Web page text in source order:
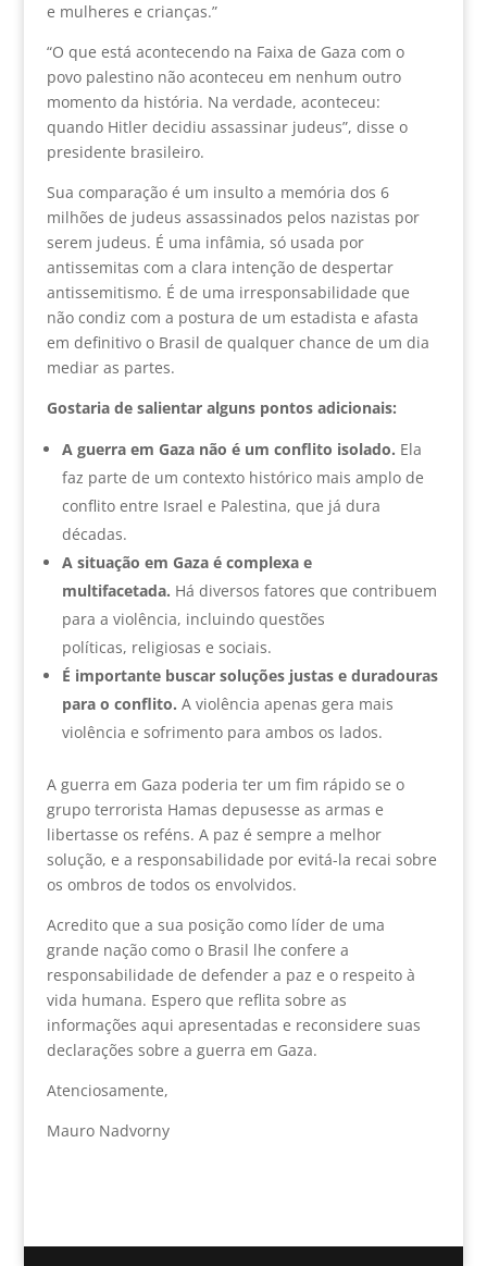
e mulheres e crianças.”
“O que está acontecendo na Faixa de Gaza com o
povo palestino não aconteceu em nenhum outro
momento da história. Na verdade, aconteceu:
quando Hitler decidiu assassinar judeus”, disse o
presidente brasileiro.
Sua comparação é um insulto a memória dos 6
milhões de judeus assassinados pelos nazistas por
serem judeus. É uma infâmia, só usada por
antissemitas com a clara intenção de despertar
antissemitismo. É de uma irresponsabilidade que
não condiz com a postura de um estadista e afasta
em definitivo o Brasil de qualquer chance de um dia
mediar as partes.
Gostaria de salientar alguns pontos adicionais:
A guerra em Gaza não é um conflito isolado. Ela
faz parte de um contexto histórico mais amplo de
conflito entre Israel e Palestina, que já dura
décadas.
A situação em Gaza é complexa e
multifacetada. Há diversos fatores que contribuem
para a violência, incluindo questões
políticas, religiosas e sociais.
É importante buscar soluções justas e duradouras
para o conflito. A violência apenas gera mais
violência e sofrimento para ambos os lados.
A guerra em Gaza poderia ter um fim rápido se o
grupo terrorista Hamas depusesse as armas e
libertasse os reféns. A paz é sempre a melhor
solução, e a responsabilidade por evitá-la recai sobre
os ombros de todos os envolvidos.
Acredito que a sua posição como líder de uma
grande nação como o Brasil lhe confere a
responsabilidade de defender a paz e o respeito à
vida humana. Espero que reflita sobre as
informações aqui apresentadas e reconsidere suas
declarações sobre a guerra em Gaza.
Atenciosamente,
Mauro Nadvorny